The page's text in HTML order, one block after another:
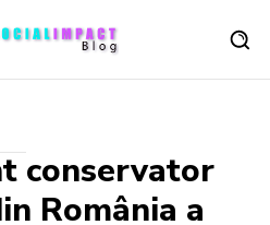
conservator
România a